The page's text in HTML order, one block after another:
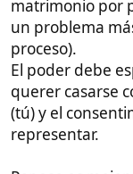
Fotocopia del
Una fotocopia del
Si te manda dos